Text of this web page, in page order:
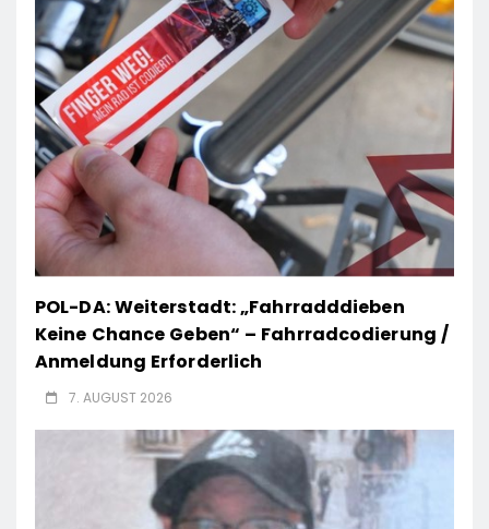
POL-DA: Weiterstadt: „Fahrradddieben
Keine Chance Geben“ – Fahrradcodierung /
Anmeldung Erforderlich
7. AUGUST 2026